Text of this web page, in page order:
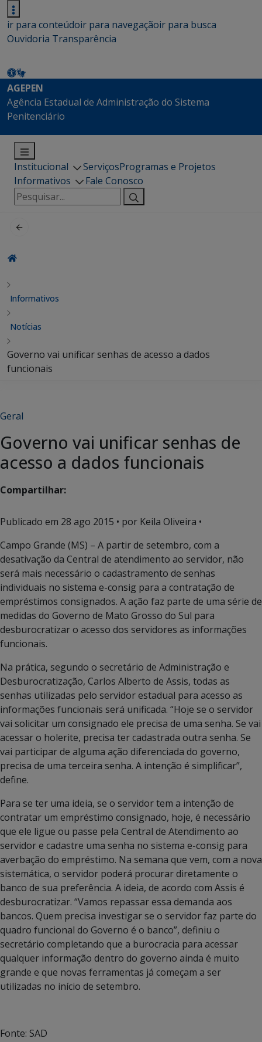
ir para conteúdoir para navegaçãoir para busca
Ouvidoria Transparência
AGEPEN
Agência Estadual de Administração do Sistema
Penitenciário
Institucional ServiçosProgramas e Projetos
Informativos
Fale Conosco
Pesquisar
por:
Informativos
Notícias
Governo vai unificar senhas de acesso a dados
funcionais
Geral
Governo vai unificar senhas de
acesso a dados funcionais
Compartilhar:
Publicado em 28 ago 2015 • por Keila Oliveira •
Campo Grande (MS) – A partir de setembro, com a
desativação da Central de atendimento ao servidor, não
será mais necessário o cadastramento de senhas
individuais no sistema e-consig para a contratação de
empréstimos consignados. A ação faz parte de uma série de
medidas do Governo de Mato Grosso do Sul para
desburocratizar o acesso dos servidores as informações
funcionais.
Na prática, segundo o secretário de Administração e
Desburocratização, Carlos Alberto de Assis, todas as
senhas utilizadas pelo servidor estadual para acesso as
informações funcionais será unificada. “Hoje se o servidor
vai solicitar um consignado ele precisa de uma senha. Se vai
acessar o holerite, precisa ter cadastrada outra senha. Se
vai participar de alguma ação diferenciada do governo,
precisa de uma terceira senha. A intenção é simplificar”,
define.
Para se ter uma ideia, se o servidor tem a intenção de
contratar um empréstimo consignado, hoje, é necessário
que ele ligue ou passe pela Central de Atendimento ao
servidor e cadastre uma senha no sistema e-consig para
averbação do empréstimo. Na semana que vem, com a nova
sistemática, o servidor poderá procurar diretamente o
banco de sua preferência. A ideia, de acordo com Assis é
desburocratizar. “Vamos repassar essa demanda aos
bancos. Quem precisa investigar se o servidor faz parte do
quadro funcional do Governo é o banco”, definiu o
secretário completando que a burocracia para acessar
qualquer informação dentro do governo ainda é muito
grande e que novas ferramentas já começam a ser
utilizadas no início de setembro.
Fonte: SAD